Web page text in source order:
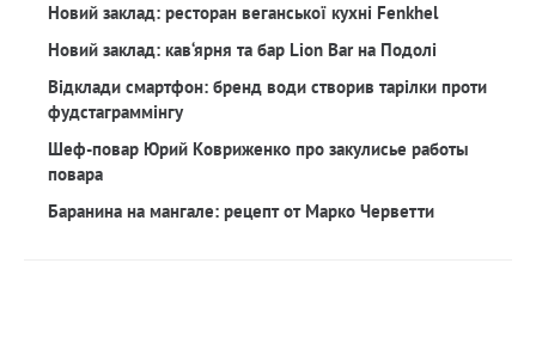
Новий заклад: ресторан веганської кухні Fenkhel
Новий заклад: кав‘ярня та бар Lion Bar на Подолі
Відклади смартфон: бренд води створив тарілки проти
фудстаграммінгу
Шеф-повар Юрий Ковриженко про закулисье работы
повара
Баранина на мангале: рецепт от Марко Черветти